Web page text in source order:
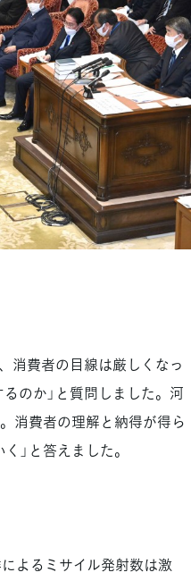
消費者の目線は厳しくなっ
のか」と質問しました。河
消費者の理解と納得が得ら
」と答えました。
よるミサイル発射数は激